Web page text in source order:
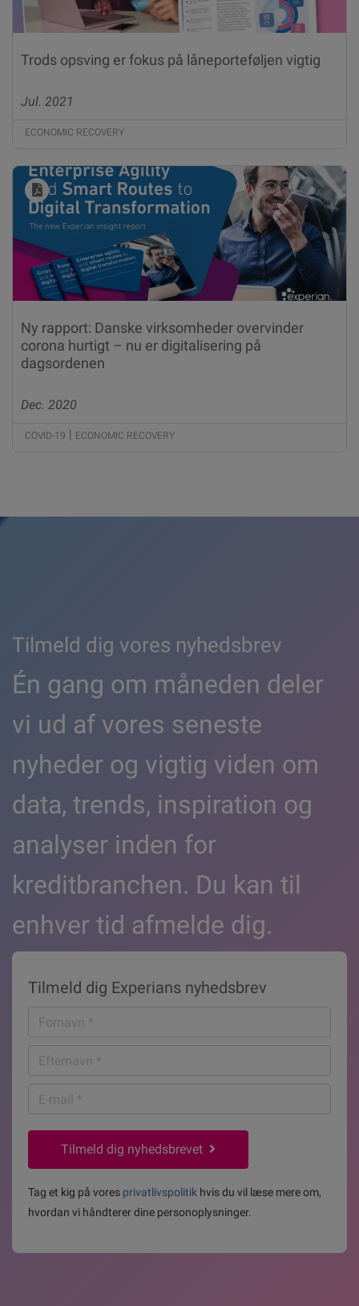
Trods opsving er fokus på låneporteføljen vigtig
Jul. 2021
ECONOMIC RECOVERY
Ny rapport: Danske virksomheder overvinder
corona hurtigt – nu er digitalisering på
dagsordenen
Dec. 2020
COVID-19 | ECONOMIC RECOVERY
Tilmeld dig vores nyhedsbrev
Én gang om måneden deler
vi ud af vores seneste
nyheder og vigtig viden om
data, trends, inspiration og
analyser inden for
kreditbranchen. Du kan til
enhver tid afmelde dig.
Tilmeld dig Experians nyhedsbrev
Fornavn
*
Efternavn
*
mail
*
Tilmeld dig nyhedsbrevet
Tag et kig på vores privatlivspolitik hvis du vil læse mere om,
hvordan vi håndterer dine personoplysninger.